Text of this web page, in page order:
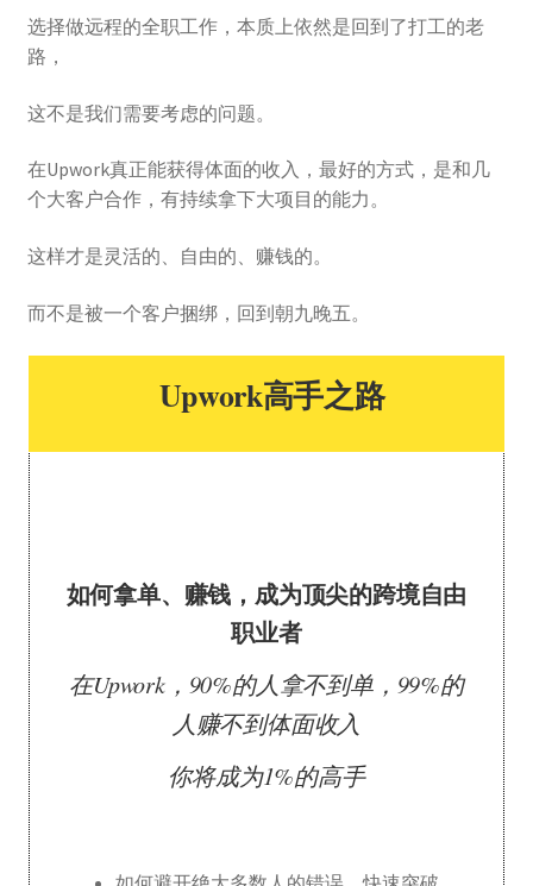
选择做远程的全职工作，本质上依然是回到了打工的老
路，
这不是我们需要考虑的问题。
在Upwork真正能获得体面的收入，最好的方式，是和几
个大客户合作，有持续拿下大项目的能力。
这样才是灵活的、自由的、赚钱的。
而不是被一个客户捆绑，回到朝九晚五。
Upwork高手之路
如何拿单、赚钱，成为顶尖的跨境自由
职业者
在Upwork，90%的人拿不到单，99%的
人赚不到体面收入
你将成为1%的高手